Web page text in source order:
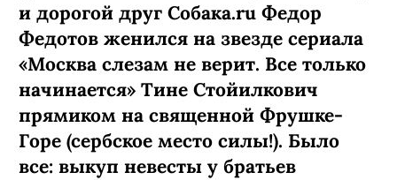
и дорогой друг Собака.ru Федор
Федотов женился на звезде сериала
«Москва слезам не верит. Все только
начинается» Тине Стойилкович
прямиком на священной Фрушке-
Горе (сербское место силы!). Было
все: выкуп невесты у братьев